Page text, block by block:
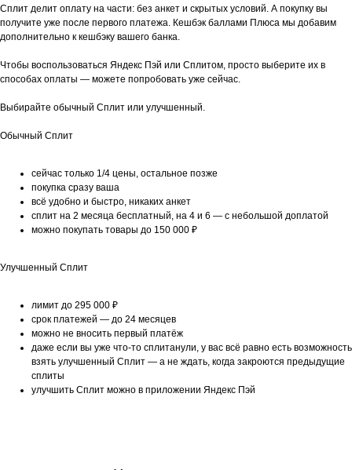
Сплит делит оплату на части: без анкет и скрытых условий. А покупку вы
получите уже после первого платежа. Кешбэк баллами Плюса мы добавим
дополнительно к кешбэку вашего банка.
Чтобы воспользоваться Яндекс Пэй или Сплитом, просто выберите их в
способах оплаты — можете попробовать уже сейчас.
Выбирайте обычный Сплит или улучшенный.
Обычный Сплит
сейчас только 1/4 цены, остальное позже
покупка сразу ваша
всё удобно и быстро, никаких анкет
сплит на 2 месяца бесплатный, на 4 и 6 — с небольшой доплатой
можно покупать товары до 150 000 ₽
Улучшенный Сплит
лимит до 295 000 ₽
срок платежей — до 24 месяцев
можно не вносить первый платёж
даже если вы уже что-то сплитанули, у вас всё равно есть возможность
взять улучшенный Сплит — а не ждать, когда закроются предыдущие
сплиты
улучшить Сплит можно в приложении Яндекс Пэй